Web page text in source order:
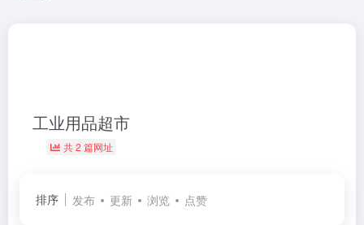
工业用品超市
共 2 篇网址
排序 发布 更新 浏览 点赞